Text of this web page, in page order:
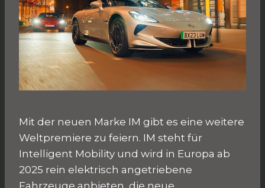
Mit der neuen Marke IM gibt es eine weitere
Weltpremiere zu feiern. IM steht für
Intelligent Mobility und wird in Europa ab
2025 rein elektrisch angetriebene